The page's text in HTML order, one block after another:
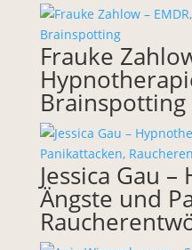
Frauke
Brainspotting
Jessica Gau
Ängste und